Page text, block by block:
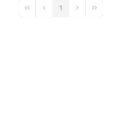
First PagePrevious Page
1 Next PageLast Page